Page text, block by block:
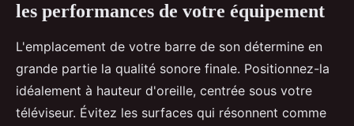
les performances de votre équipement
L'emplacement de votre barre de son détermine en
grande partie la qualité sonore finale. Positionnez-la
idéalement à hauteur d'oreille, centrée sous votre
téléviseur. Évitez les surfaces qui résonnent comme